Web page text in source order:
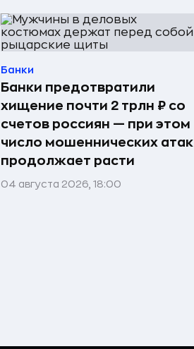
Банки
Банки предотвратили
хищение почти 2 трлн ₽ со
счетов россиян — при этом
число мошеннических атак
продолжает расти
04 августа 2026, 18:00